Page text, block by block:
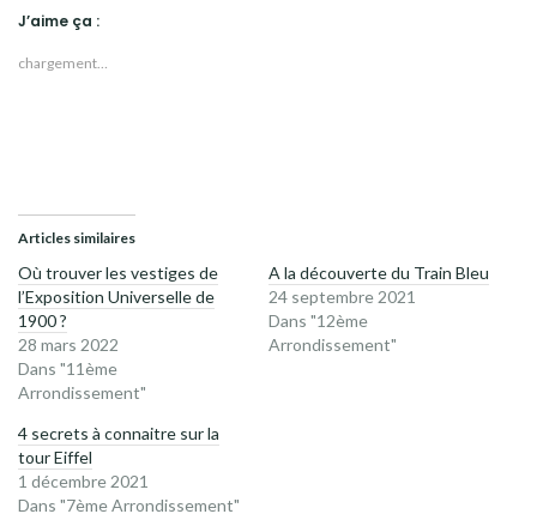
J’aime ça :
chargement…
Articles similaires
Où trouver les vestiges de
l’Exposition Universelle de
1900 ?
28 mars 2022
Dans "11ème
Arrondissement"
A la découverte du Train Bleu
24 septembre 2021
Dans "12ème
Arrondissement"
4 secrets à connaitre sur la
tour Eiffel
1 décembre 2021
Dans "7ème Arrondissement"